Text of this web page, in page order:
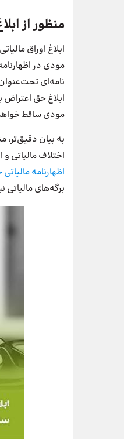
منظور از
ابلاغ اوراق
مودی در
نامه‌ای
ابلاغ حق اعتراض
مودی ساقط
به بیان دقیق‌تر،
اختلاف مالیاتی
اظهارنامه
برگه‌های